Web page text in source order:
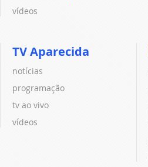
vídeos
TV Aparecida
notícias
programação
tv ao vivo
vídeos